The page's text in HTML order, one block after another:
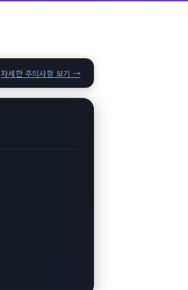
자세한 주의사항 보기 →